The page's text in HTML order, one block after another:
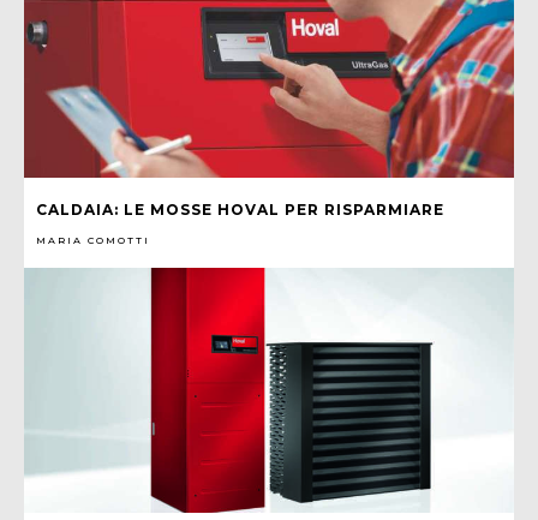
CALDAIA: LE MOSSE HOVAL PER RISPARMIARE
MARIA COMOTTI